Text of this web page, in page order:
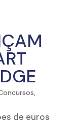
,
de euros